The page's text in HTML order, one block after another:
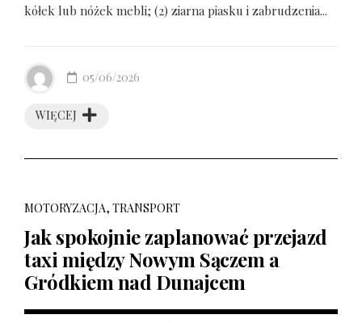
kółek lub nóżek mebli; (2) ziarna piasku i zabrudzenia...
WIĘCEJ
05/06/2026
MOTORYZACJA, TRANSPORT
Jak spokojnie zaplanować przejazd
taxi między Nowym Sączem a
Gródkiem nad Dunajcem